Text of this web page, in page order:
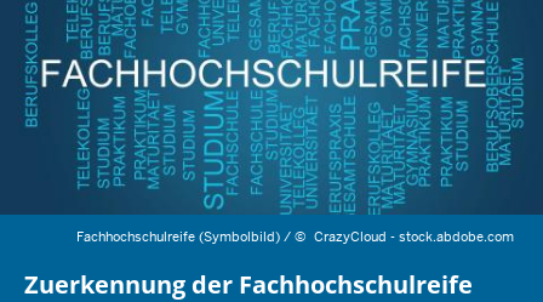
Fachhochschulreife (Symbolbild) /© CrazyCloud - stock.abdobe.com
Zuerkennung der Fachhochschulreife